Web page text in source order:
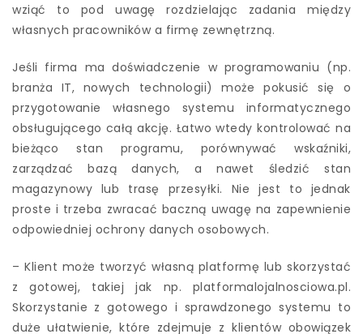
wziąć to pod uwagę rozdzielając zadania między
własnych pracowników a firmę zewnętrzną.
Jeśli firma ma doświadczenie w programowaniu (np.
branża IT, nowych technologii) może pokusić się o
przygotowanie własnego systemu informatycznego
obsługującego całą akcję. Łatwo wtedy kontrolować na
bieżąco stan programu, porównywać wskaźniki,
zarządzać bazą danych, a nawet śledzić stan
magazynowy lub trasę przesyłki. Nie jest to jednak
proste i trzeba zwracać baczną uwagę na zapewnienie
odpowiedniej ochrony danych osobowych.
– Klient może tworzyć własną platformę lub skorzystać
z gotowej, takiej jak np. platformalojalnosciowa.pl.
Skorzystanie z gotowego i sprawdzonego systemu to
duże ułatwienie, które zdejmuje z klientów obowiązek